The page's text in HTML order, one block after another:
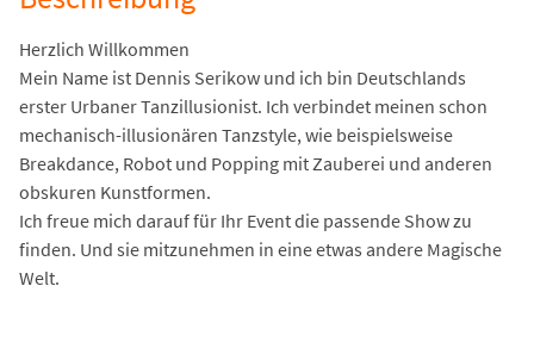
Herzlich Willkommen
Mein Name ist Dennis Serikow und ich bin Deutschlands
erster Urbaner Tanzillusionist. Ich verbindet meinen schon
mechanisch-illusionären Tanzstyle, wie beispielsweise
Breakdance, Robot und Popping mit Zauberei und anderen
obskuren Kunstformen.
Ich freue mich darauf für Ihr Event die passende Show zu
finden. Und sie mitzunehmen in eine etwas andere Magische
Welt.